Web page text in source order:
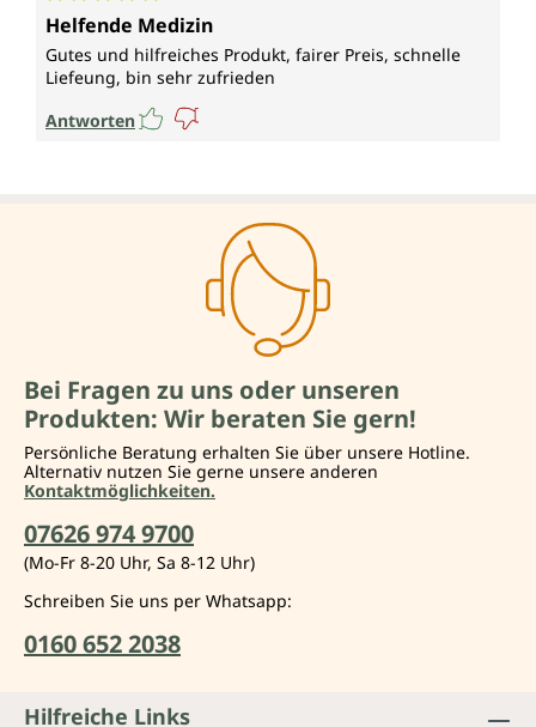
Durchschnittliche Bewertung von 5 von 5 Sternen
Helfende Medizin
Gutes und hilfreiches Produkt, fairer Preis, schnelle
Liefeung, bin sehr zufrieden
Antworten
Bei Fragen zu uns oder unseren
Produkten: Wir beraten Sie gern!
Persönliche Beratung erhalten Sie über unsere Hotline.
Alternativ nutzen Sie gerne unsere anderen
Kontaktmöglichkeiten.
07626 974 9700
(Mo-Fr 8-20 Uhr, Sa 8-12 Uhr)
Schreiben Sie uns per Whatsapp:
0160 652 2038
Hilfreiche Links